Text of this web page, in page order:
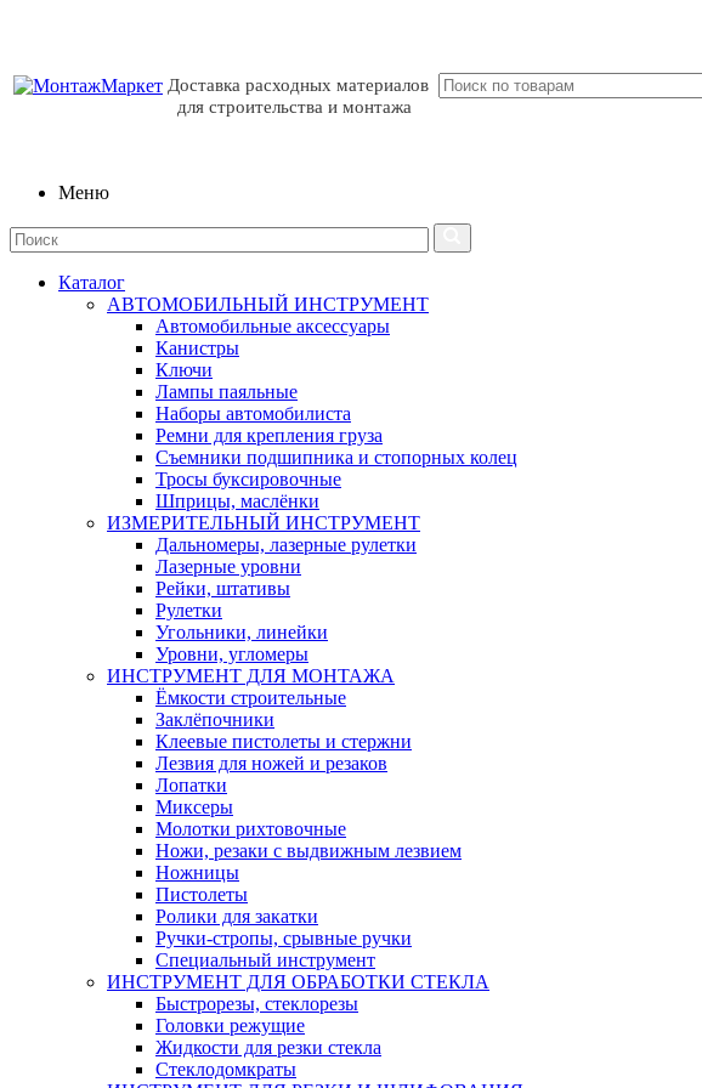
Доставка расходных материалов
для строительства и монтажа
Меню
Каталог
АВТОМОБИЛЬНЫЙ ИНСТРУМЕНТ
Автомобильные аксессуары
Канистры
Ключи
Лампы паяльные
Наборы автомобилиста
Ремни для крепления груза
Съемники подшипника и стопорных колец
Тросы буксировочные
Шприцы, маслёнки
ИЗМЕРИТЕЛЬНЫЙ ИНСТРУМЕНТ
Дальномеры, лазерные рулетки
Лазерные уровни
Рейки, штативы
Рулетки
Угольники, линейки
Уровни, угломеры
ИНСТРУМЕНТ ДЛЯ МОНТАЖА
Ёмкости строительные
Заклёпочники
Клеевые пистолеты и стержни
Лезвия для ножей и резаков
Лопатки
Миксеры
Молотки рихтовочные
Ножи, резаки с выдвижным лезвием
Ножницы
Пистолеты
Ролики для закатки
Ручки-стропы, срывные ручки
Специальный инструмент
ИНСТРУМЕНТ ДЛЯ ОБРАБОТКИ СТЕКЛА
Быстрорезы, стеклорезы
Головки режущие
Жидкости для резки стекла
Стеклодомкраты